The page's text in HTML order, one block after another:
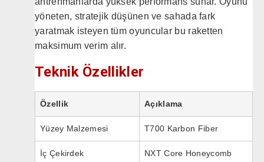
yöneten, stratejik düşünen ve sahada fark
yaratmak isteyen tüm oyuncular bu raketten
maksimum verim alır.
Teknik Özellikler
Özellik Açıklama
Yüzey Malzemesi T700 Karbon Fiber
İç Çekirdek NXT Core Honeycomb